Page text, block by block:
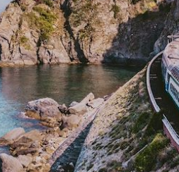
à base de focaccia, d'huile
le meilleur vin de la
des plages pittoresques pour
soleil. Les petits ports de pêche,
sont également idéals pour se
marins. Les soirées d'été dans
par des festivals locaux et des